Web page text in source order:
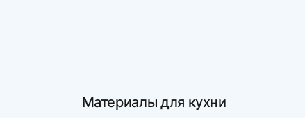
Материалы для кухни